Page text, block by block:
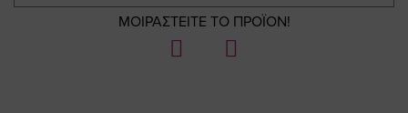
ΜΟΙΡΑΣΤΕΙΤΕ ΤΟ ΠΡΟΪΟΝ!